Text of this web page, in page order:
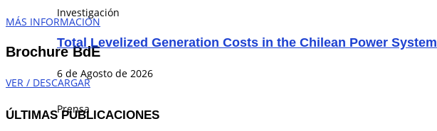
Investigación
Total Levelized Generation Costs in the Chilean Power System
6 de Agosto de 2026
Prensa
MÁS INFORMACIÓN
Brochure BdE
VER / DESCARGAR
ÚLTIMAS PUBLICACIONES